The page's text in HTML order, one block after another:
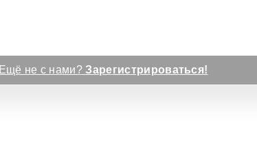
Ещё не с нами?Зарегистрироваться!